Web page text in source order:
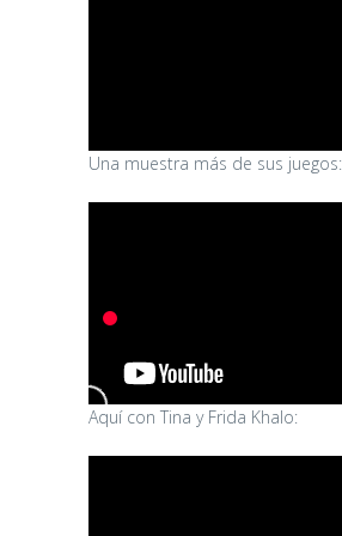
Una muestra más de sus juegos:
Aquí con Tina y Frida Khalo: